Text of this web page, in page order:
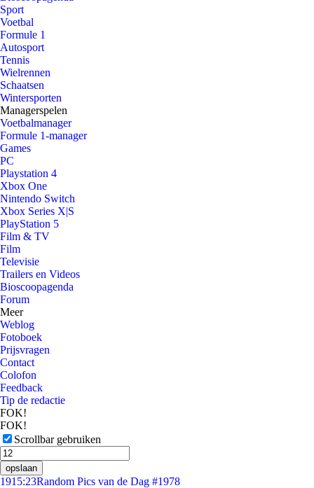
Sport
Voetbal
Formule 1
Autosport
Tennis
Wielrennen
Schaatsen
Wintersporten
Managerspelen
Voetbalmanager
Formule 1-manager
Games
PC
Playstation 4
Xbox One
Nintendo Switch
Xbox Series X|S
PlayStation 5
Film & TV
Film
Televisie
Trailers en Videos
Bioscoopagenda
Forum
Meer
Weblog
Fotoboek
Prijsvragen
Contact
Colofon
Feedback
Tip de redactie
FOK!
FOK!
Scrollbar gebruiken
opslaan
1915:23Random Pics van de Dag #1978